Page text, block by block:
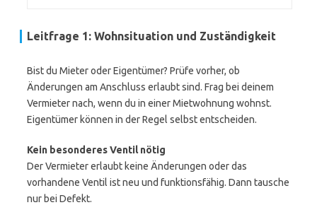
Leitfrage 1: Wohnsituation und Zuständigkeit
Bist du Mieter oder Eigentümer? Prüfe vorher, ob
Änderungen am Anschluss erlaubt sind. Frag bei deinem
Vermieter nach, wenn du in einer Mietwohnung wohnst.
Eigentümer können in der Regel selbst entscheiden.
Kein besonderes Ventil nötig
Der Vermieter erlaubt keine Änderungen oder das
vorhandene Ventil ist neu und funktionsfähig. Dann tausche
nur bei Defekt.